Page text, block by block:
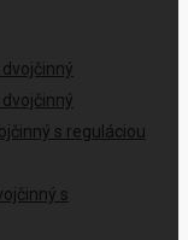
s reguláciou
s